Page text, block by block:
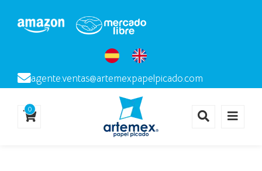
agente.ventas@artemexpapelpicado.com
0